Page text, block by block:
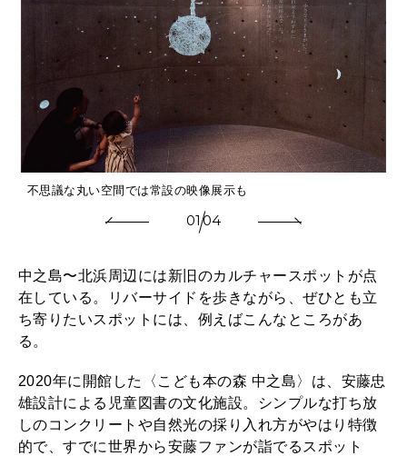
2026年3月号「スイーツ予想図 2026」
2026年2月号「良運を掴む 新・開運術。」
2026年1月号「猫がいれば、幸せ」
2025年12月号「お酒の新常識。」
不思議な丸い空間では常設の映像展示も
0104
中之島〜北浜周辺には新旧のカルチャースポットが点
在している。リバーサイドを歩きながら、ぜひとも立
ち寄りたいスポットには、例えばこんなところがあ
る。
2020年に開館した〈こども本の森 中之島〉は、安藤忠
雄設計による児童図書の文化施設。シンプルな打ち放
しのコンクリートや自然光の採り入れ方がやはり特徴
的で、すでに世界から安藤ファンが詣でるスポット